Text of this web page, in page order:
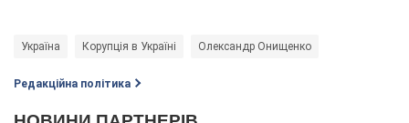
Україна Корупція в Україні Олександр Онищенко
Редакційна політика